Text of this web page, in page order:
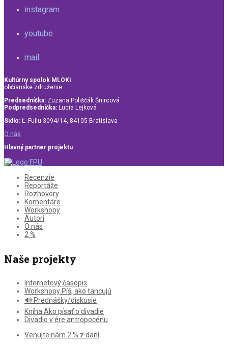
instagram
youtube
mail
Kultúrny spolok MLOKi
občianske združenie
Predsedníčka: Zuzana Poliščák Šnircová
Podpredsedníčka: Lucia Lejková
Sídlo: Ľ. Fullu 3094/14, 84105 Bratislava
O nás
Hlavný partner projektu
Recenzie
Reportáže
Rozhovory
Komentáre
Workshopy
Autori
O nás
2 %
Naše projekty
Internetový časopis
Workshopy Píš, ako tancujú
🔊 Prednášky/diskusie
Kniha Ako písať o divadle
Divadlo v ére antropocénu
Venujte nám 2 % z daní